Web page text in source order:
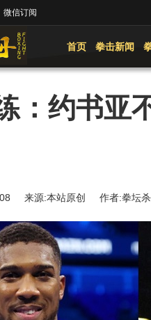
微信订阅
首页 拳击新闻
：约书亚
来源:本站原创 作者:拳